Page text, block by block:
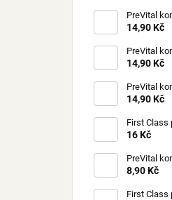
PreVital
85 g
14,90 Kč
PreVital
kočky 85 g
14,90 Kč
PreVital
kočky 85 g
14,90 Kč
First Class
kočky 100 g
16 Kč
PreVital
85 g
8,90 Kč
First Class